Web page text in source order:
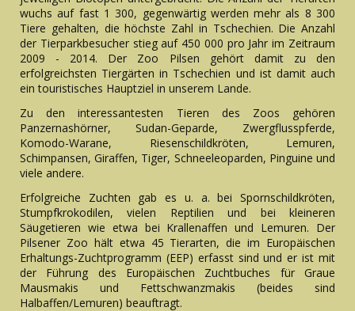
wuchs auf fast 1 300, gegenwärtig werden mehr als 8 300
Tiere gehalten, die höchste Zahl in Tschechien. Die Anzahl
der Tierparkbesucher stieg auf 450 000 pro Jahr im Zeitraum
2009 - 2014. Der Zoo Pilsen gehört damit zu den
erfolgreichsten Tiergärten in Tschechien und ist damit auch
ein touristisches Hauptziel in unserem Lande.
Zu den interessantesten Tieren des Zoos gehören
Panzernashörner, Sudan-Geparde, Zwergflusspferde,
Komodo-Warane, Riesenschildkröten, Lemuren,
Schimpansen, Giraffen, Tiger, Schneeleoparden, Pinguine und
viele andere.
Erfolgreiche Zuchten gab es u. a. bei Spornschildkröten,
Stumpfkrokodilen, vielen Reptilien und bei kleineren
Säugetieren wie etwa bei Krallenaffen und Lemuren. Der
Pilsener Zoo hält etwa 45 Tierarten, die im Europäischen
Erhaltungs-Zuchtprogramm (EEP) erfasst sind und er ist mit
der Führung des Europäischen Zuchtbuches für Graue
Mausmakis und Fettschwanzmakis (beides sind
Halbaffen/Lemuren) beauftragt.